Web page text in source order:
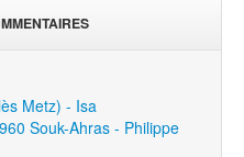
Metz) - Isa
Souk-Ahras - Philippe